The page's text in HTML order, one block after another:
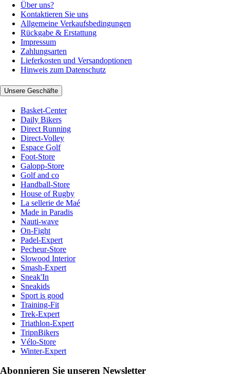
Über uns?
Kontaktieren Sie uns
Allgemeine Verkaufsbedingungen
Rückgabe & Erstattung
Impressum
Zahlungsarten
Lieferkosten und Versandoptionen
Hinweis zum Datenschutz
Unsere Geschäfte
Basket-Center
Daily Bikers
Direct Running
Direct-Volley
Espace Golf
Foot-Store
Galopp-Store
Golf and co
Handball-Store
House of Rugby
La sellerie de Maé
Made in Paradis
Nauti-wave
On-Fight
Padel-Expert
Pecheur-Store
Slowood Interior
Smash-Expert
Sneak'In
Sneakids
Sport is good
Training-Fit
Trek-Expert
Triathlon-Expert
TripnBikers
Vélo-Store
Winter-Expert
Abonnieren Sie unseren Newsletter